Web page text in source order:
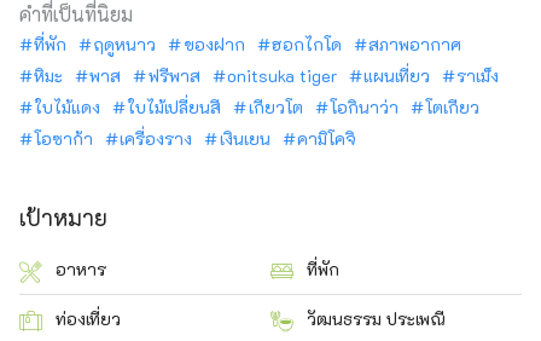
คำที่เป็นที่นิยม
ที่พัก ฤดูหนาว ของฝาก ฮอกไกโด
สภาพอากาศ
หิมะ
พาส ฟรีพาส onitsuka tiger แผนเที่ยว
ราเม็ง
ใบไม้แดง
ใบไม้เปลี่ยนสี เกียวโต โอกินาว่า
โตเกียว
โอซาก้า
เครื่องราง เงินเยน คามิโคจิ
เป้าหมาย
อาหาร ที่พัก
ท่องเที่ยว วัฒนธรรม ประเพณี